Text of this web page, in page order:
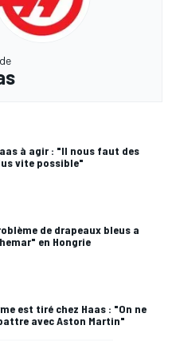
à agir : "Il nous faut des
vite possible"
de drapeaux bleus a
en Hongrie
est tiré chez Haas : "On ne
avec Aston Martin"